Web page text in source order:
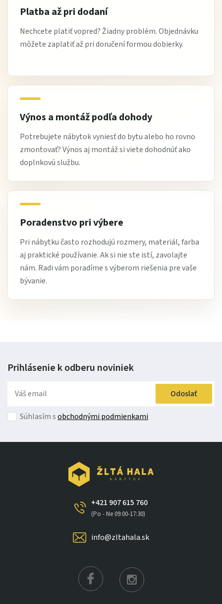
Platba až pri dodaní
Nechcete platiť vopred? Žiadny problém. Objednávku
môžete zaplatiť až pri doručení formou dobierky.
Výnos a montáž podľa dohody
Potrebujete nábytok vyniesť do bytu alebo ho rovno
zmontovať? Výnos aj montáž si viete dohodnúť ako
doplnkovú službu.
Poradenstvo pri výbere
Pri nábytku často rozhodujú rozmery, materiál, farba
aj praktické používanie. Ak si nie ste istí, zavolajte
nám. Radi vám poradíme s výberom riešenia pre vaše
bývanie.
Prihlásenie k odberu noviniek
Odoslať
Súhlasím sobchodnými podmienkami
+421 907 615 760
(Po - Ne 09:00-17:30)
info@zltahala.sk